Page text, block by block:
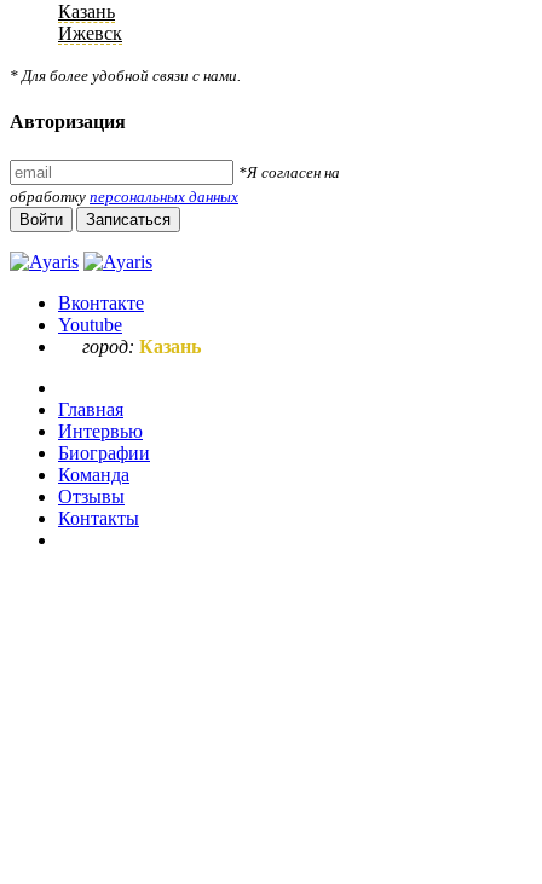
Казань
Ижевск
* Для более удобной связи с нами.
Авторизация
*Я согласен на
обработку персональных данных
Войти
Записаться
Вконтакте
Youtube
город: Казань
Главная
Интервью
Биографии
Команда
Отзывы
Контакты